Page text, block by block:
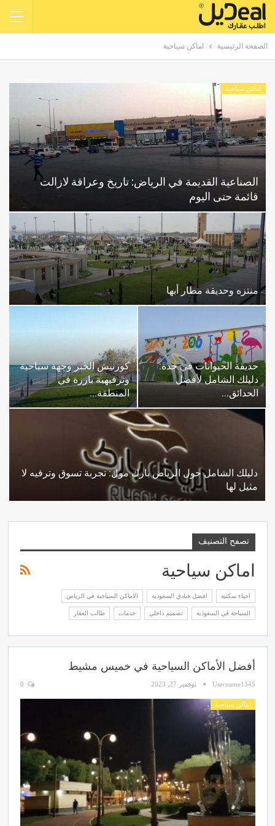
الصفحة الرئيسية اماكن سياحية
اماكن سياحية
الصناعية القديمة في الرياض: تاريخ وعراقة لازالت
قائمة حتى اليوم
منتزه وحديقة مطار أبها
حديقة الحيوانات في جدة:
دليلك الشامل لأفضل
الحدائق…
كورنيش الخبر وجهة سياحية
وترفيهية بارزة في
المنطقة…
دليلك الشامل حول الرياض بارك مول: تجربة تسوق وترفيه لا
مثيل لها
تصفح التصنيف
اماكن سياحية
احياء سكنية افضل فنادق السعودية الاماكن السياحية في الرياض
السياحة في السعودية تصميم داخلي خدمات طالب العقار
أفضل الأماكن السياحية في خميس مشيط
Username1345 نوفمبر 27, 2023
اماكن سياحية